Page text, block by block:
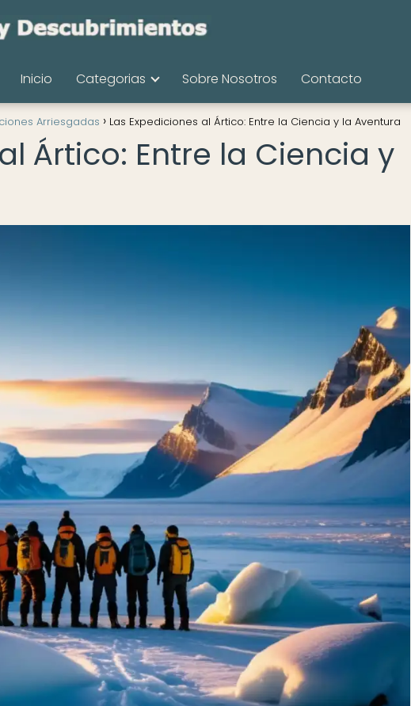
Inicio Categorias Sobre Nosotros Contacto
Arriesgadas Las Expediciones al Ártico: Entre la Ciencia y la Aventura
Ártico: Entre la Ciencia y